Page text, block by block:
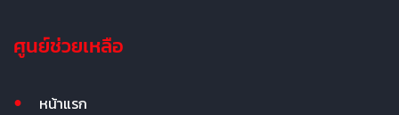
ศูนย์ช่วยเหลือ
หน้าแรก